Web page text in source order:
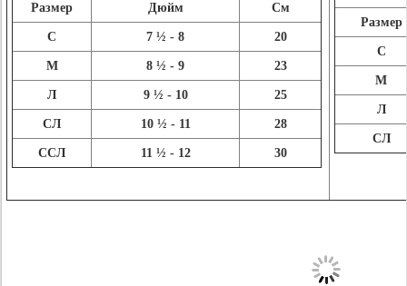
Размер Дюйм См
С 7 ½ - 8 20
М 8 ½ - 9 23
Л 9 ½ - 10 25
СЛ 10 ½ - 11 28
ССЛ 11 ½ - 12 30
Размер
С
М
Л
СЛ